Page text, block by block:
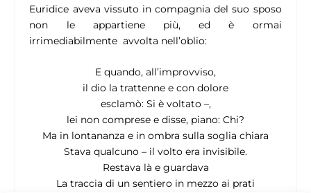
Euridice aveva vissuto in compagnia del suo sposo
non le appartiene più, ed è ormai
irrimediabilmente avvolta nell’oblio:
E quando, all’improvviso,
il dio la trattenne e con dolore
esclamò: Si è voltato –,
lei non comprese e disse, piano: Chi?
Ma in lontananza e in ombra sulla soglia chiara
Stava qualcuno – il volto era invisibile.
Restava là e guardava
La traccia di un sentiero in mezzo ai prati